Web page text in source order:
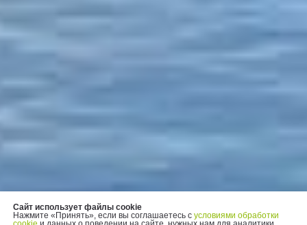
Сайт использует файлы cookie
Нажмите «Принять», если вы соглашаетесь с условиями обработки